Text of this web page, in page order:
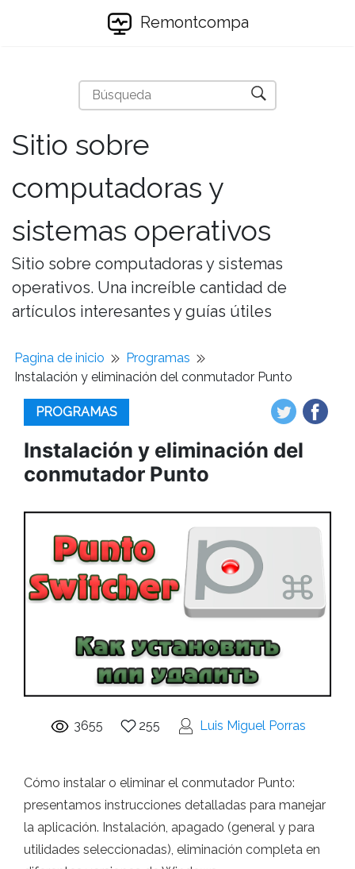
Remontcompa
Sitio sobre
computadoras y
sistemas operativos
Sitio sobre computadoras y sistemas
operativos. Una increíble cantidad de
artículos interesantes y guías útiles
Pagina de inicio
Programas
Instalación y eliminación del conmutador Punto
PROGRAMAS
Instalación y eliminación del
conmutador Punto
3655 255 Luis Miguel Porras
Cómo instalar o eliminar el conmutador Punto:
presentamos instrucciones detalladas para manejar
la aplicación. Instalación, apagado (general y para
utilidades seleccionadas), eliminación completa en